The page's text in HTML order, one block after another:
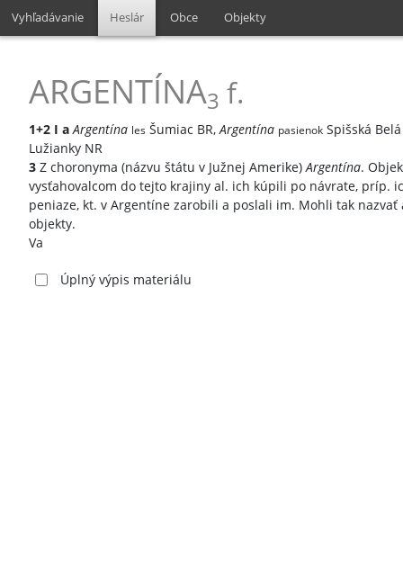
Vyhľadávanie Heslár Obce Objekty
ARGENTÍNA3 f.
1+2 I a Argentína les Šumiac BR,Argentína pasienok Spišská
Lužianky NR
3 Z choronyma (názvu štátu v Južnej Amerike)Argentína.
vysťahovalcom do tejto krajiny al. ich kúpili po návrate, príp.
peniaze, kt. v Argentíne zarobili a poslali im. Mohli tak nazvať
objekty.
Va
Úplný výpis materiálu